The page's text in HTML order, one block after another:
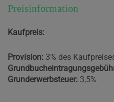
Preisinformation
Kaufpreis:
Provision: 3% des
Grunderwerbsteuer: 3,5%